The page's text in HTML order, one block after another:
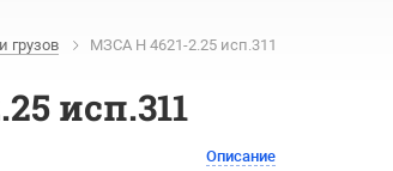
грузов МЗСА H 4621-2.25 исп.311
исп.311
Описание